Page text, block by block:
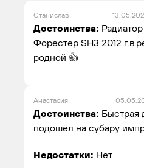
Станислав
Достоинства:
Форестер SH3 2012
родной 👍
Анастасия
Достоинства: Быстрая
подошёл на субару
Недостатки: Нет